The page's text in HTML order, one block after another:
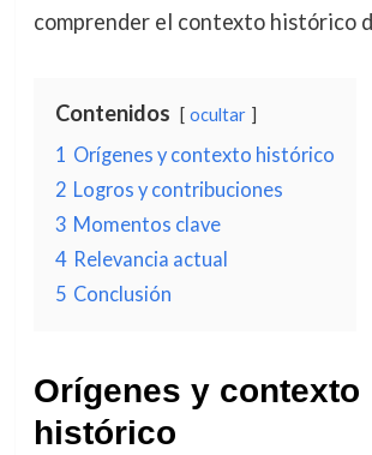
comprender el contexto histórico
Contenidos ocultar
1 Orígenes y contexto histórico
2 Logros y contribuciones
3 Momentos clave
4 Relevancia actual
5 Conclusión
Orígenes y contexto
histórico